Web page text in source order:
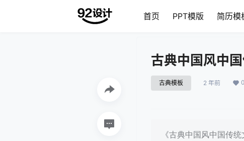
首页 PPT模版 简历模
古典中国风中
古典模板 2 年前 0
《古典中国风中国传